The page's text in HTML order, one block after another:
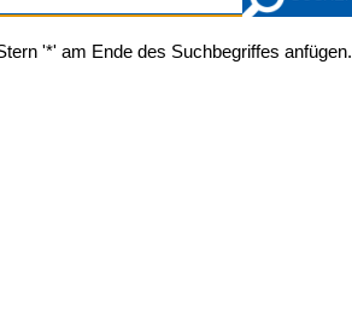
'*' am Ende des Suchbegriffes anfügen.